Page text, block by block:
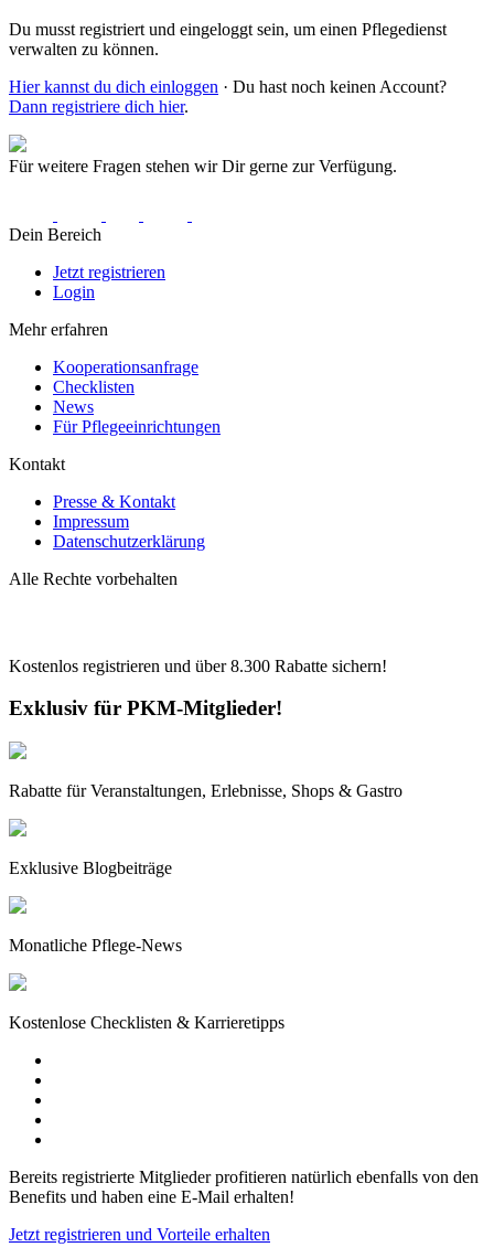
Du musst registriert und eingeloggt sein, um einen Pflegedienst
verwalten zu können.
Hier kannst du dich einloggen · Du hast noch keinen Account?
Dann registriere dich hier.
Für weitere Fragen stehen wir Dir gerne zur Verfügung.
Dein Bereich
Jetzt registrieren
Login
Mehr erfahren
Kooperationsanfrage
Checklisten
News
Für Pflegeeinrichtungen
Kontakt
Presse & Kontakt
Impressum
Datenschutzerklärung
Alle Rechte vorbehalten
Kostenlos registrieren und über8.300 Rabatte sichern!
Exklusiv für PKM-Mitglieder!
Rabatte für Veranstaltungen, Erlebnisse, Shops & Gastro
Exklusive Blogbeiträge
Monatliche Pflege-News
Kostenlose Checklisten & Karrieretipps
Bereits registrierte Mitglieder profitieren natürlich ebenfalls von den
Benefits und haben eine E-Mail erhalten!
Jetzt registrieren und Vorteile erhalten